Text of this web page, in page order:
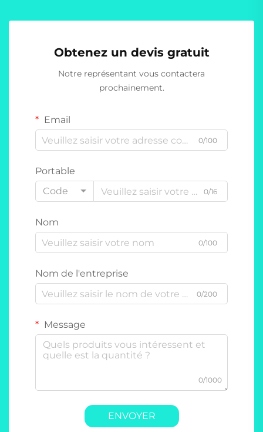
Obtenez un devis gratuit
Notre représentant vous contactera
prochainement.
Email
0/100
Portable
Code
0/16
Nom
0/100
Nom de l'entreprise
0/200
Message
0/1000
ENVOYER